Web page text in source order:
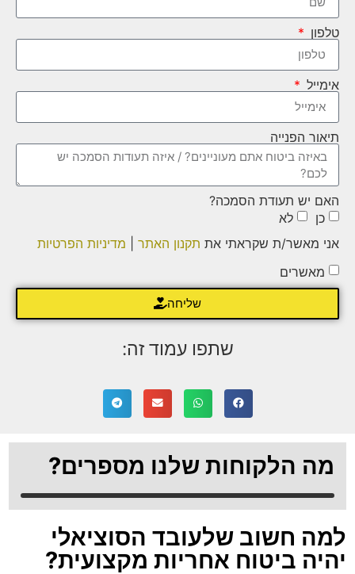
טלפון
אימייל
תיאור הפנייה
האם יש תעודת הסמכה?
כן
לא
אני מאשר/ת שקראתי את תקנון האתר
מדיניות הפרטיות
מאשרים
שליחה
שתפו עמוד זה:
מה הלקוחות שלנו מספרים?
למה חשוב שלעובד הסוציאלי
יהיה ביטוח אחריות מקצועית?